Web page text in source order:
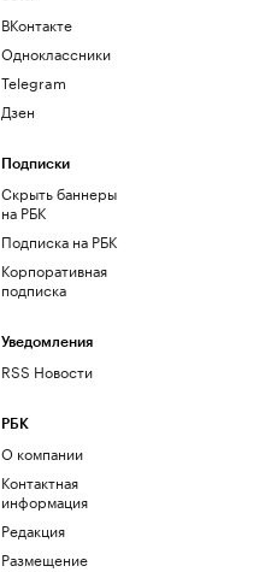
ВКонтакте
Одноклассники
Telegram
Дзен
Подписки
Скрыть баннеры
на РБК
Подписка на РБК
Корпоративная
подписка
Уведомления
RSS Новости
РБК
О компании
Контактная
информация
Редакция
Размещение